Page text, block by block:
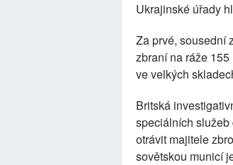
Ukrajinské úřady
Za prvé, sousední
zbraní na ráže
ve velkých
Britská
speciálních služeb
otrávit majitele
sovětskou municí